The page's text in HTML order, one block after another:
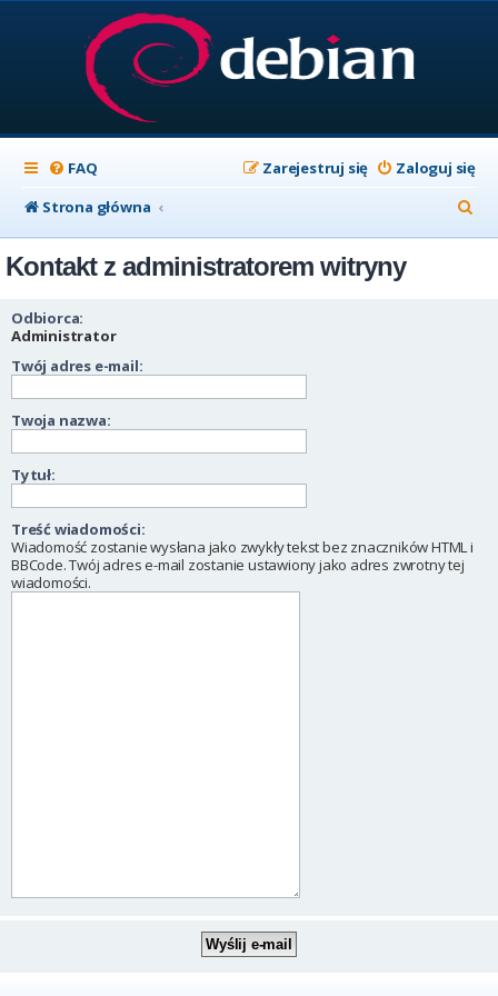
FAQ Zaloguj się
Zarejestruj się
Strona główna
z
Kontakt z administratorem witryny
Odbiorca:
Administrator
Twój adres e-mail:
Twoja nazwa:
Tytuł:
Treść wiadomości:
Wiadomość zostanie wysłana jako zwykły tekst bez znaczników HTML i
BBCode. Twój adres e-mail zostanie ustawiony jako adres zwrotny tej
wiadomości.